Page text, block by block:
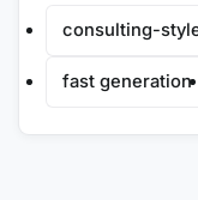
consulting-
fast generation